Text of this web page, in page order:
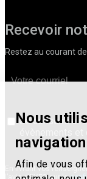
Nous
Afin de vous
Recevoir
Restez au courant
Je consens à
En livrant vos
l’avis d’EXFO sur la